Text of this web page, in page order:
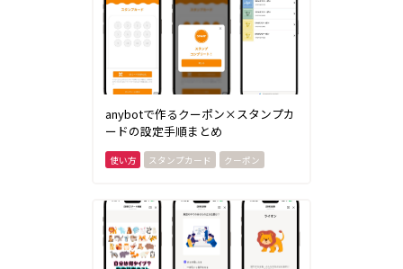
anybotで作るクーポン×スタンプカ
ードの設定手順まとめ
スタンプカード クーポン